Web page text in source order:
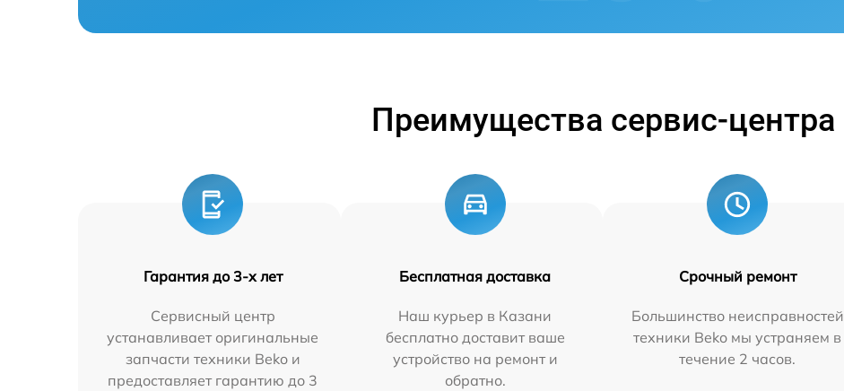
Преимущества сервис-центра
Гарантия до 3-х лет
Сервисный центр
устанавливает оригинальные
запчасти техники Beko и
предоставляет гарантию до 3
Бесплатная доставка
Наш курьер в Казани
бесплатно доставит ваше
устройство на ремонт и
обратно.
Срочный ремонт
Большинство неисправностей
техники Beko мы устраняем в
течение 2 часов.